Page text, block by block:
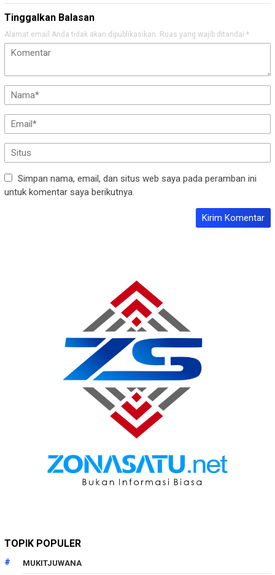
Tinggalkan Balasan
Alamat email Anda tidak akan dipublikasikan. Ruas yang wajib ditandai *
Simpan nama, email, dan situs web saya pada peramban ini
untuk komentar saya berikutnya.
TOPIK POPULER
MUKITJUWANA